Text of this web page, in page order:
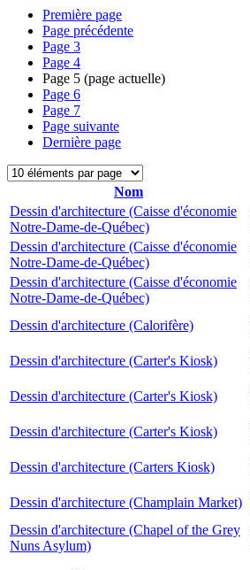
Première page
Page précédente
Page 3
Page 4
Page 5 (page actuelle)
Page 6
Page 7
Page suivante
Dernière page
Nom
Dessin d'architecture (Caisse d'économie
Notre-Dame-de-Québec)
Dessin d'architecture (Caisse d'économie
Notre-Dame-de-Québec)
Dessin d'architecture (Caisse d'économie
Notre-Dame-de-Québec)
Dessin d'architecture (Calorifère)
Dessin d'architecture (Carter's Kiosk)
Dessin d'architecture (Carter's Kiosk)
Dessin d'architecture (Carter's Kiosk)
Dessin d'architecture (Carters Kiosk)
Dessin d'architecture (Champlain Market)
Dessin d'architecture (Chapel of the Grey
Nuns Asylum)